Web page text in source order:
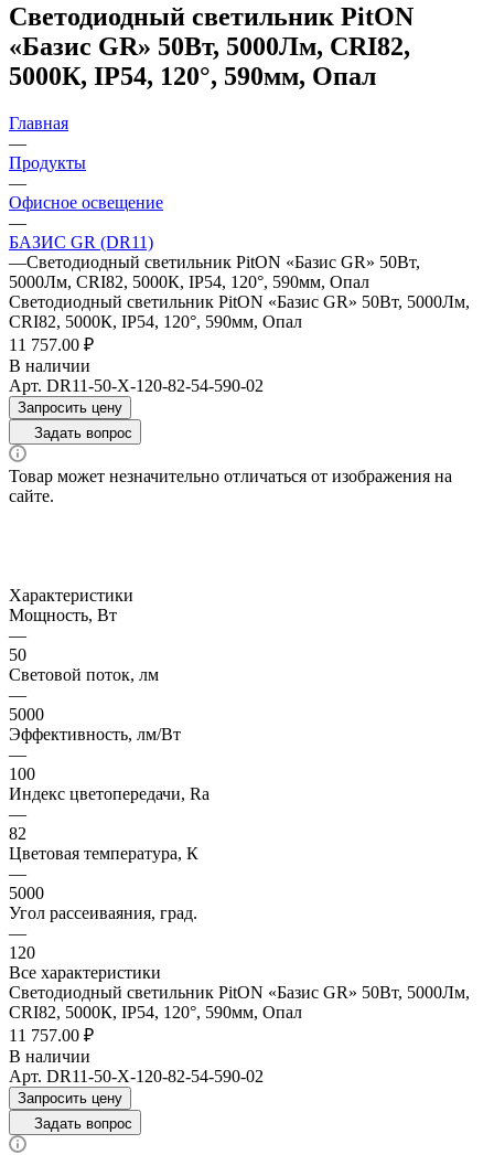
Светодиодный светильник PitON
«Базис GR» 50Вт, 5000Лм, CRI82,
5000К, IP54, 120°, 590мм, Опал
Главная
—
Продукты
—
Офисное освещение
—
БАЗИС GR (DR11)
—Светодиодный светильник PitON «Базис GR» 50Вт,
5000Лм, CRI82, 5000К, IP54, 120°, 590мм, Опал
Светодиодный светильник PitON «Базис GR» 50Вт, 5000Лм,
CRI82, 5000К, IP54, 120°, 590мм, Опал
11 757.00 ₽
В наличии
Арт. DR11-50-X-120-82-54-590-02
Запросить цену
Задать вопрос
Товар может незначительно отличаться от изображения на
сайте.
Характеристики
Мощность, Вт
—
50
Световой поток, лм
—
5000
Эффективность, лм/Вт
—
100
Индекс цветопередачи, Ra
—
82
Цветовая температура, К
—
5000
Угол рассеиваяния, град.
—
120
Все характеристики
Светодиодный светильник PitON «Базис GR» 50Вт, 5000Лм,
CRI82, 5000К, IP54, 120°, 590мм, Опал
11 757.00 ₽
В наличии
Арт. DR11-50-X-120-82-54-590-02
Запросить цену
Задать вопрос